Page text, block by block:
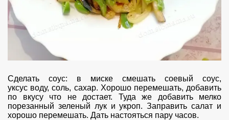
Сделать соус: в миске смешать соевый соус,
уксус воду, соль, сахар. Хорошо перемешать, добавить
по вкусу что не достает. Туда же добавить мелко
порезанный зеленый лук и укроп. Заправить салат и
хорошо перемешать. Дать настояться пару часов.